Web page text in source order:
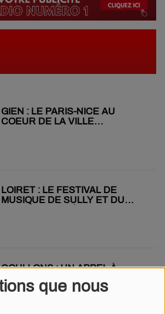
que nous
GIEN : LE PARIS-NICE AU
COEUR DE LA VILLE
LOIRET : LE FESTIVAL DE
MUSIQUE DE SULLY ET DU
COULLONS : UN APPEL À
TÉMOINS APRÈS L'AGRESSION
D'UNE ADO DE 15 ANS